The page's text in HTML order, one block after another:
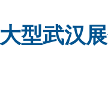
大型武汉